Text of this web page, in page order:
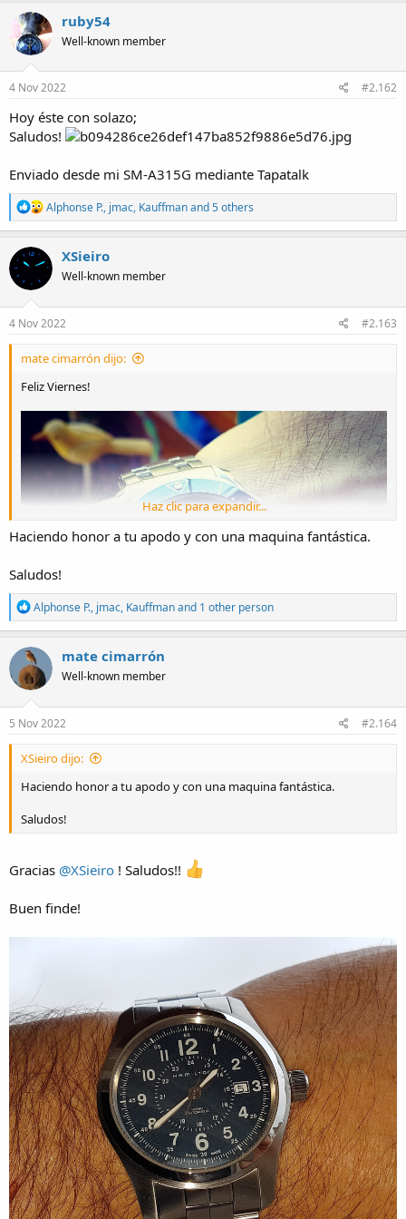
c
t
i
o
n
s
ruby54
Well-known member
4 Nov 2022 #2.162
Hoy éste con solazo;
Saludos!
Enviado desde mi SM-A315G mediante Tapatalk
R
e
a
c
t
i
n
s
Alphonse P., jmac, Kauffmanand 5 others
XSieiro
Well-known member
4 Nov 2022 #2.163
mate cimarrón dijo:
Feliz Viernes!
Haz clic para expandir...
Haciendo honor a tu apodo y con una maquina fantástica.
Saludos!
R
e
a
c
t
i
o
n
s
Alphonse P., jmac, Kauffmanand 1 other person
mate cimarrón
Well-known member
5 Nov 2022 #2.164
XSieiro dijo:
Haciendo honor a tu apodo y con una maquina fantástica.
Saludos!
Gracias @XSieiro ! Saludos!!
Buen finde!